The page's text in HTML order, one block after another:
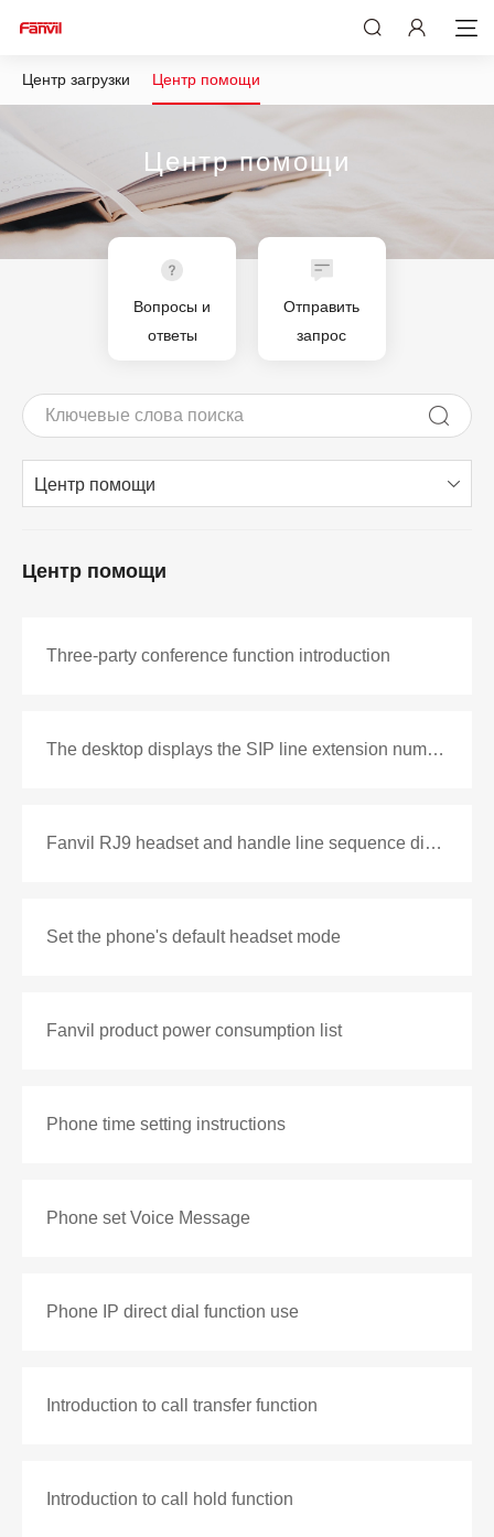
Центр загрузки Центр помощи
Центр помощи
Вопросы и
ответы
Отправить
запрос
Центр помощи
Центр помощи
Three-party conference function introduction
The desktop displays the SIP line extension number or custom display content settings
Fanvil RJ9 headset and handle line sequence diagram
Set the phone's default headset mode
Fanvil product power consumption list
Phone time setting instructions
Phone set Voice Message
Phone IP direct dial function use
Introduction to call transfer function
Introduction to call hold function